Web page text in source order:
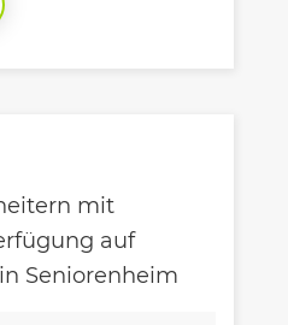
mit
auf
Seniorenheim